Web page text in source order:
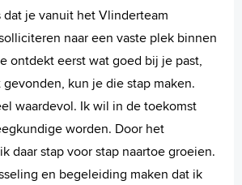
dat je vanuit het Vlinderteam
naar een vaste plek binnen
ontdekt eerst wat goed bij je past,
kun je die stap maken.
waardevol. Ik wil in de toekomst
worden. Door het
daar stap voor stap naartoe groeien.
en begeleiding maken dat ik